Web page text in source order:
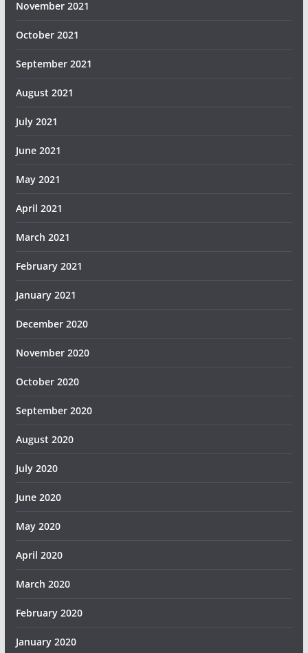
November 2021
October 2021
September 2021
August 2021
July 2021
June 2021
May 2021
April 2021
March 2021
February 2021
January 2021
December 2020
November 2020
October 2020
September 2020
August 2020
July 2020
June 2020
May 2020
April 2020
March 2020
February 2020
January 2020